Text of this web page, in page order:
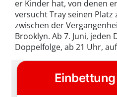
er Kinder hat, von denen
versucht Tray seinen Platz
zwischen der
Brooklyn. Ab 7. Juni, jeden
Doppelfolge, ab 21 Uhr,